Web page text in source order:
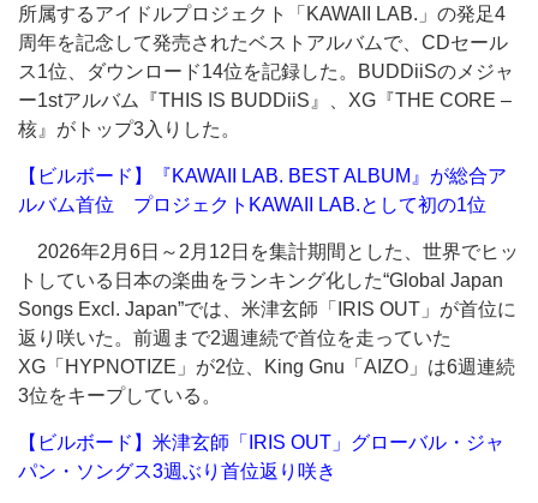
所属するアイドルプロジェクト「KAWAII LAB.」の発足4
周年を記念して発売されたベストアルバムで、CDセール
ス1位、ダウンロード14位を記録した。BUDDiiSのメジャ
ー1stアルバム『THIS IS BUDDiiS』、XG『THE CORE –
核』がトップ3入りした。
【ビルボード】『KAWAII LAB. BEST ALBUM』が総合ア
ルバム首位 プロジェクトKAWAII LAB.として初の1位
2026年2月6日～2月12日を集計期間とした、世界でヒッ
トしている日本の楽曲をランキング化した“Global Japan
Songs Excl. Japan”では、米津玄師「IRIS OUT」が首位に
返り咲いた。前週まで2週連続で首位を走っていた
XG「HYPNOTIZE」が2位、King Gnu「AIZO」は6週連続
3位をキープしている。
【ビルボード】米津玄師「IRIS OUT」グローバル・ジャ
パン・ソングス3週ぶり首位返り咲き